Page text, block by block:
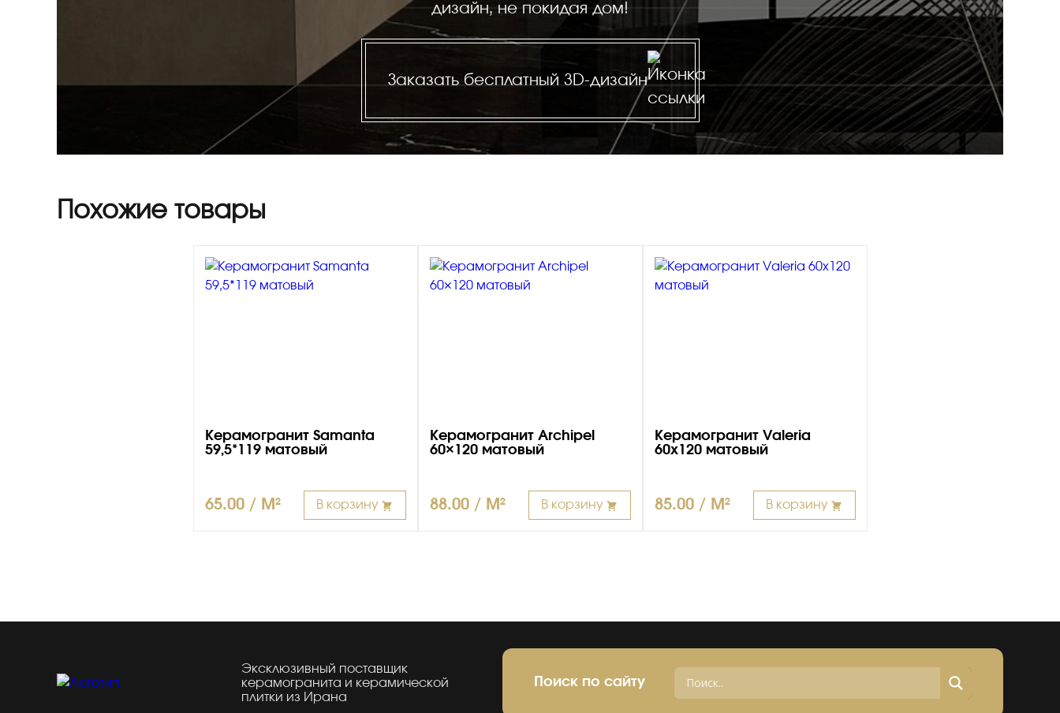
дизайн, не покидая дом!
Заказать бесплатный 3D-дизайн
Похожие товары
Керамогранит Samanta
59,5*119 матовый
65.00 / M² В корзину
Керамогранит Archipel
60×120 матовый
88.00 / M² В корзину
Керамогранит Valeria
60х120 матовый
85.00 / M² В корзину
Эксклюзивный поставщик
керамогранита и керамической
плитки из Ирана
Поиск по сайту